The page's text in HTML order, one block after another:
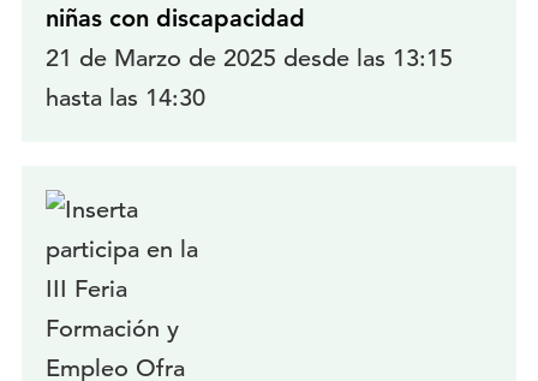
niñas con discapacidad
21 de Marzo de 2025 desde las 13:15
hasta las 14:30